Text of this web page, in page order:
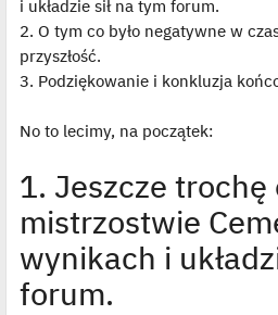
i układzie sił na tym forum.
2. O tym co było negatywne w
przyszłość.
3. Podziękowanie i konkluzja
No to lecimy, na początek:
1. Jeszcze trochę
mistrzostwie
wynikach i
forum.